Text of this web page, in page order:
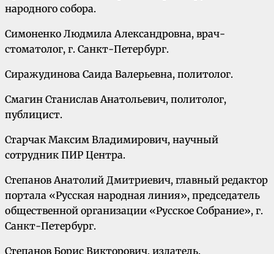
народного собора.
Симоненко Людмила Александровна, врач-
стоматолог, г. Санкт-Петербург.
Сиражудинова Саида Валерьевна, политолог.
Смагин Станислав Анатольевич, политолог,
публицист.
Старчак Максим Владимирович, научный
сотрудник ПИР Центра.
Степанов Анатолий Дмитриевич, главный редактор
портала «Русская народная линия», председатель
общественной организации «Русское Собрание», г.
Санкт-Петербург.
Степанов Борис Викторович, издатель.